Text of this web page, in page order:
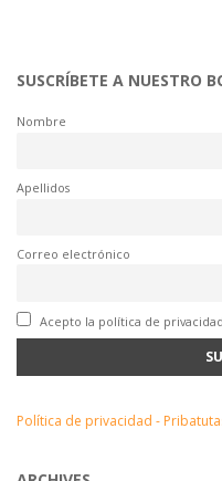
SUSCRÍBETE A NUESTRO
Nombre
Apellidos
Correo electrónico
Acepto la política de privacidad
Política de privacidad -